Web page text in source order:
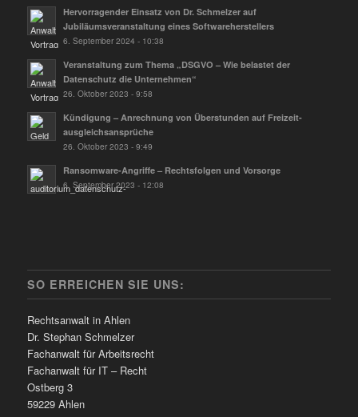
Hervorragender Einsatz von Dr. Schmelzer auf
Jubiläumsveranstaltung eines Softwareherstellers
6. September 2024 - 10:38
Veranstaltung zum Thema „DSGVO – Wie belastet der
Datenschutz die Unternehmen“
26. Oktober 2023 - 9:58
Kündigung – Anrechnung von Überstunden auf Freizeit­
ausgleichs­ansprüche
26. Oktober 2023 - 9:49
Ransomware-Angriffe – Rechtsfolgen und Vorsorge
6. September 2023 - 12:08
SO ERREICHEN SIE UNS:
Rechtsanwalt in Ahlen
Dr. Stephan Schmelzer
Fachanwalt für Arbeitsrecht
Fachanwalt für IT – Recht
Ostberg 3
59229 Ahlen